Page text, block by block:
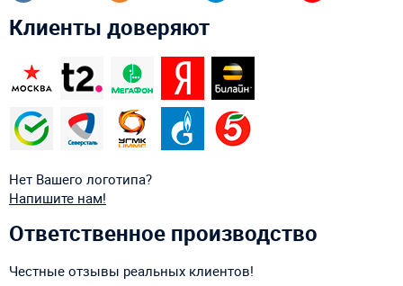
Клиенты доверяют
Нет Вашего логотипа?
Напишите нам!
Ответственное производство
Честные отзывы реальных клиентов!